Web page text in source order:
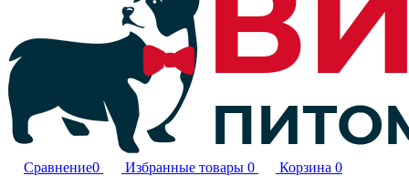
Сравнение0 Избранные товары 0 Корзина 0